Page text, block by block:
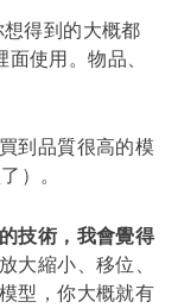
想得到的大概都
使用。物品、
到品質很高的模
）。
技術，我會覺得
大縮小、移位、
型，你大概就有